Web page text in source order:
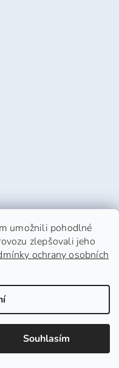
umožnili pohodlné
zlepšovali jeho
ochrany osobních
Souhlasím
. Všechna práva
cookies